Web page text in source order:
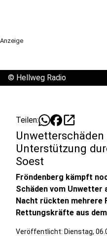
Anzeige
© Hellweg Radio
Teilen: open_in_new
Unterstützung
Soest
Fröndenberg kämpft
Schäden vom Unwetter
Nacht rückten mehrere
Rettungskräfte aus
Veröffentlicht: Dienstag,